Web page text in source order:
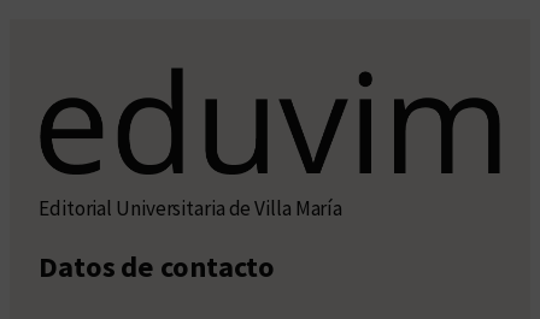
Editorial Universitaria de Villa María
Datos de contacto